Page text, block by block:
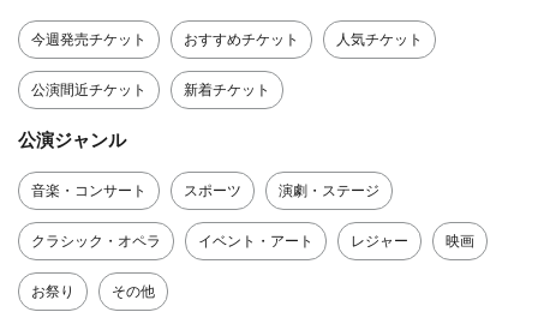
今週発売チケット おすすめチケット 人気チケット
公演間近チケット 新着チケット
公演ジャンル
音楽・コンサート スポーツ 演劇・ステージ
クラシック・オペラ イベント・アート レジャー 映画
お祭り その他